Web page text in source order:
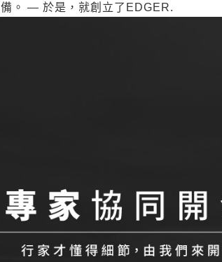
。 — 於是，就創立了EDGER.